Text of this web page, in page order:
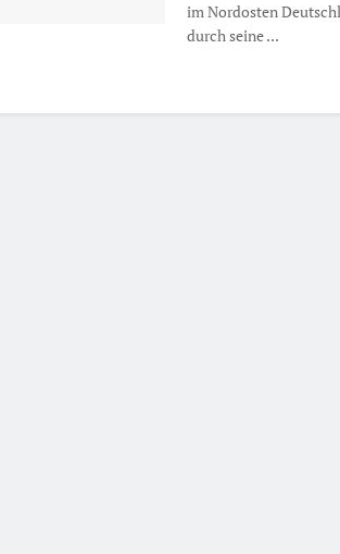
im Nordosten
durch seine ...